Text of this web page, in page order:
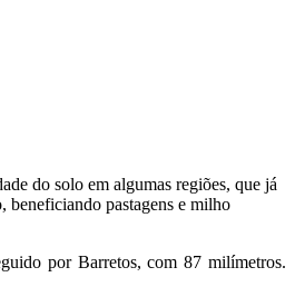
do solo em algumas regiões, que já
beneficiando pastagens e milho
por Barretos, com 87 milímetros.